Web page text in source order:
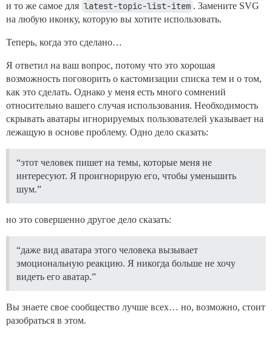
и то же самое для latest-topic-list-item . Замените SVG
на любую иконку, которую вы хотите использовать.
Теперь, когда это сделано…
Я ответил на ваш вопрос, потому что это хорошая
возможность поговорить о кастомизации списка тем и о том,
как это сделать. Однако у меня есть много сомнений
относительно вашего случая использования. Необходимость
скрывать аватары игнорируемых пользователей указывает на
лежащую в основе проблему. Одно дело сказать:
“этот человек пишет на темы, которые меня не
интересуют. Я проигнорирую его, чтобы уменьшить
шум.”
но это совершенно другое дело сказать:
“даже вид аватара этого человека вызывает
эмоциональную реакцию. Я никогда больше не хочу
видеть его аватар.”
Вы знаете свое сообщество лучше всех… но, возможно, стоит
разобраться в этом.